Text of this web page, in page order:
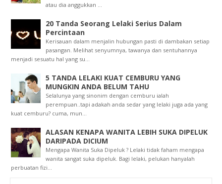
atau dia anggukkan ...
20 Tanda Seorang Lelaki Serius Dalam
Percintaan
Kerisauan dalam menjalin hubungan pasti di dambakan setiap
pasangan. Melihat senyumnya, tawanya dan sentuhannya
menjadi sesuatu hal yang su...
5 TANDA LELAKI KUAT CEMBURU YANG
MUNGKIN ANDA BELUM TAHU
Selalunya yang sinonim dengan cemburu ialah
perempuan..tapi adakah anda sedar yang lelaki juga ada yang
kuat cemburu? cuma, mun...
ALASAN KENAPA WANITA LEBIH SUKA DIPELUK
DARIPADA DICIUM
Mengapa Wanita Suka Dipeluk ? Lelaki tidak faham mengapa
wanita sangat suka dipeluk. Bagi lelaki, pelukan hanyalah
perbuatan fizi...